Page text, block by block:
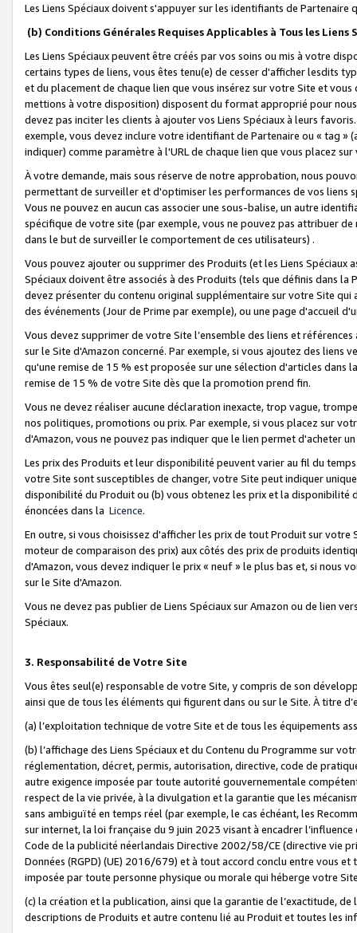
Les Liens Spéciaux doivent s'appuyer sur les identifiants de Partenaire
(b) Conditions Générales Requises Applicables à Tous les Liens
Les Liens Spéciaux peuvent être créés par vos soins ou mis à votre
certains types de liens, vous êtes tenu(e) de cesser d'afficher lesdits
et du placement de chaque lien que vous insérez sur votre Site et
mettions à votre disposition) disposent du format approprié pour
devez pas inciter les clients à ajouter vos Liens Spéciaux à leurs
exemple, vous devez inclure votre identifiant de Partenaire ou « tag
indiquer) comme paramètre à l'URL de chaque lien que vous placez
À votre demande, mais sous réserve de notre approbation, nous
permettant de surveiller et d'optimiser les performances de vos liens
Vous ne pouvez en aucun cas associer une sous-balise, un autre
spécifique de votre site (par exemple, vous ne pouvez pas attribuer
dans le but de surveiller le comportement de ces utilisateurs) .
Vous pouvez ajouter ou supprimer des Produits (et les Liens
Spéciaux doivent être associés à des Produits (tels que définis dans
devez présenter du contenu original supplémentaire sur votre Site qui
des événements (Jour de Prime par exemple), ou une page d'accueil
Vous devez supprimer de votre Site l’ensemble des liens et
sur le Site d'Amazon concerné. Par exemple, si vous ajoutez des
qu'une remise de 15 % est proposée sur une sélection d'articles
remise de 15 % de votre Site dès que la promotion prend fin.
Vous ne devez réaliser aucune déclaration inexacte, trop vague,
nos politiques, promotions ou prix. Par exemple, si vous placez sur
d'Amazon, vous ne pouvez pas indiquer que le lien permet d'acheter
Les prix des Produits et leur disponibilité peuvent varier au fil du
votre Site sont susceptibles de changer, votre Site peut indiquer
disponibilité du Produit ou (b) vous obtenez les prix et la disponibilité
énoncées dans la Licence.
En outre, si vous choisissez d'afficher les prix de tout Produit sur
moteur de comparaison des prix) aux côtés des prix de produits
d'Amazon, vous devez indiquer le prix « neuf » le plus bas et, si nous
sur le Site d'Amazon.
Vous ne devez pas publier de Liens Spéciaux sur Amazon ou de lien
Spéciaux.
3. Responsabilité de Votre Site
Vous êtes seul(e) responsable de votre Site, y compris de son
ainsi que de tous les éléments qui figurent dans ou sur le Site. À titre
(a) l’exploitation technique de votre Site et de tous les équipements
(b) l’affichage des Liens Spéciaux et du Contenu du Programme sur
réglementation, décret, permis, autorisation, directive, code de
autre exigence imposée par toute autorité gouvernementale
respect de la vie privée, à la divulgation et la garantie que les
sans ambiguïté en temps réel (par exemple, le cas échéant, les
sur internet, la loi française du 9 juin 2023 visant à encadrer
Code de la publicité néerlandais Directive 2002/58/CE (directive vie
Données (RGPD) (UE) 2016/679) et à tout accord conclu entre vous
imposée par toute personne physique ou morale qui héberge votre
(c) la création et la publication, ainsi que la garantie de l’exactitude,
descriptions de Produits et autre contenu lié au Produit et toutes les